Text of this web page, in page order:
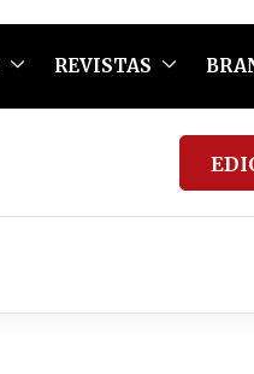
REVISTAS